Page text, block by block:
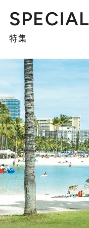
SPECIAL
特集